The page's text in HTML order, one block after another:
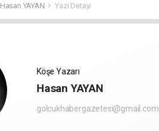
Hasan YAYAN Yazı Detayı
Köşe Yazarı
Hasan YAYAN
golcukhabergazetesi@gmail.com